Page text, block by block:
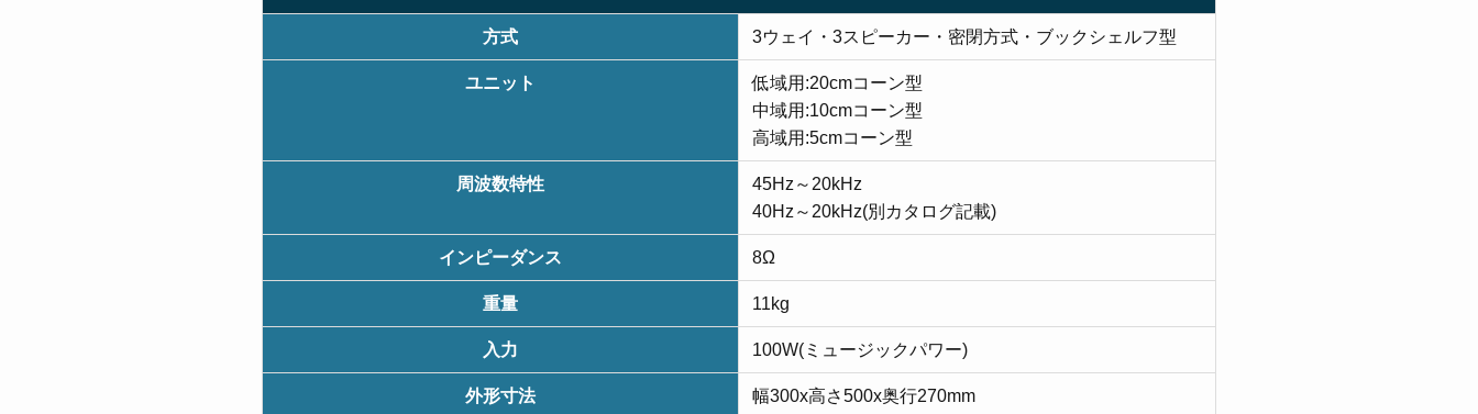
方式 3ウェイ・3スピーカー・密閉方式・ブックシェルフ型
ユニット
低域用:20cmコーン型
中域用:10cmコーン型
高域用:5cmコーン型
周波数特性
45Hz～20kHz
40Hz～20kHz(別カタログ記載)
インピーダンス 8Ω
重量 11kg
入力 100W(ミュージックパワー)
外形寸法 幅300x高さ500x奥行270mm